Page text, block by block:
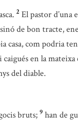
2 El pastor d’una
de bon tracte,
casa, com podria
caigués en la
del diable.
bruts; 9 han de